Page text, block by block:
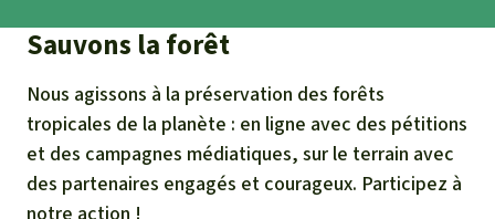
Sauvons la forêt
Nous agissons à la préservation des forêts
tropicales de la planète : en ligne avec des pétitions
et des campagnes médiatiques, sur le terrain avec
des partenaires engagés et courageux. Participez à
notre action !